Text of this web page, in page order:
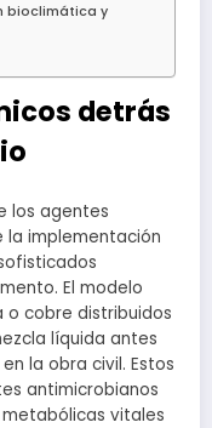
bioclimática y
detrás
los agentes
implementación
El modelo
o cobre distribuidos
líquida antes
la obra civil. Estos
antimicrobianos
vitales